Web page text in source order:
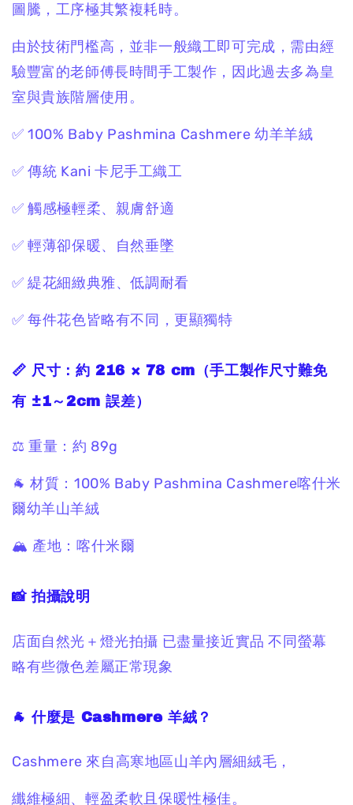
圖騰，工序極其繁複耗時。
由於技術門檻高， 並非一般織工即可完成， 需由經
驗豐富的老師傅長時間手工製作，因此過去多為皇
室與貴族階層使用。
✅ 100% Baby Pashmina Cashmere 幼羊羊絨
✅ 傳統 Kani 卡尼手工織工
✅ 觸感極輕柔、親膚舒適
✅ 輕薄卻保暖、自然垂墜
✅ 緹花細緻典雅、低調耐看
✅ 每件花色皆略有不同，更顯獨特
📏 尺寸： 約 216 × 78 cm （手工製作尺寸難免
有 ±1～2cm 誤差）
⚖️ 重量： 約 89g
🐐 材質： 100% Baby Pashmina Cashmere喀什米
爾幼羊山羊絨
🏔 產地： 喀什米爾
📸 拍攝說明
店面自然光＋燈光拍攝 已盡量接近實品不同螢幕
略有些微色差屬正常現象
🐐 什麼是 Cashmere 羊絨？
Cashmere 來自高寒地區山羊內層細絨毛，
纖維極細、輕盈柔軟且保暖性極佳。